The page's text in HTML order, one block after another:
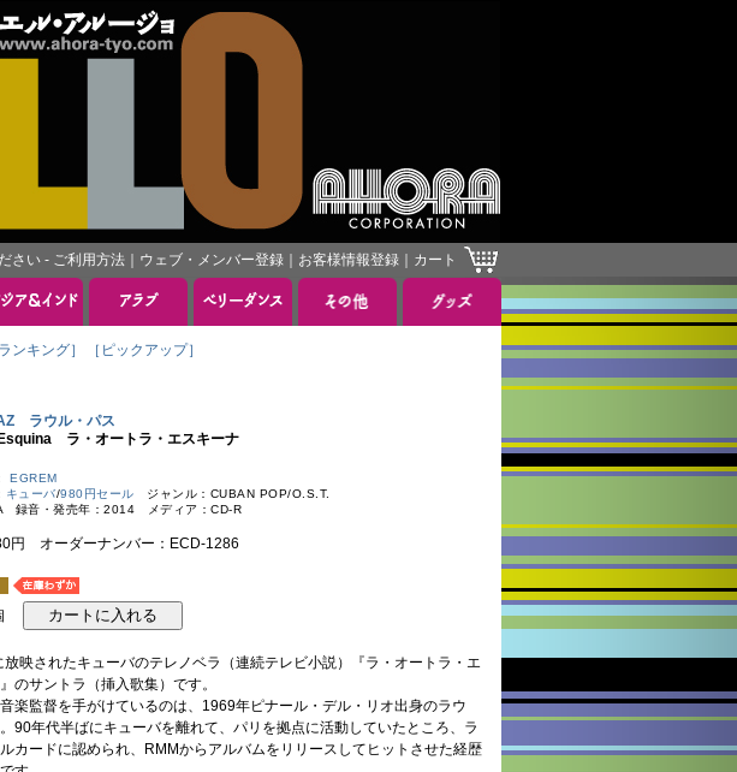
さい - ご利用方法 ウェブ・メンバー登録 お客様情報登録 カート
ランキング］ ［ピックアップ］
ラウル・パス
ラ・オートラ・エスキーナ
EGREM
キューバ/980円セール ジャンル：CUBAN POP/O.S.T.
録音・発売年：2014 メディア：CD-R
円 オーダーナンバー：ECD-1286
映されたキューバのテレノベラ（連続テレビ小説）『ラ・オートラ・エ
のサントラ（挿入歌集）です。
楽監督を手がけているのは、1969年ピナール・デル・リオ出身のラウ
90年代半ばにキューバを離れて、パリを拠点に活動していたところ、ラ
カードに認められ、RMMからアルバムをリリースしてヒットさせた経歴